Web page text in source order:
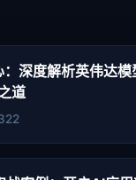
深度解析英伟达模
道